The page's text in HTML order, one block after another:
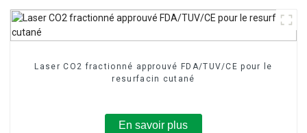
Laser CO2 fractionné approuvé FDA/TUV/CE pour le
resurfacin cutané
En savoir plus